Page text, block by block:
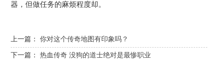
器，但做任务的麻烦程度却。
上一篇： 你对这个传奇地图有印象吗？
下一篇： 热血传奇 没狗的道士绝对是最惨职业